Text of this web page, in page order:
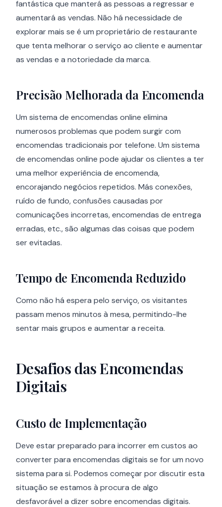
fantástica que manterá as pessoas a regressar e
aumentará as vendas. Não há necessidade de
explorar mais se é um proprietário de restaurante
que tenta melhorar o serviço ao cliente e aumentar
as vendas e a notoriedade da marca.
Precisão Melhorada da Encomenda
Um sistema de encomendas online elimina
numerosos problemas que podem surgir com
encomendas tradicionais por telefone. Um sistema
de encomendas online pode ajudar os clientes a ter
uma melhor experiência de encomenda,
encorajando negócios repetidos. Más conexões,
ruído de fundo, confusões causadas por
comunicações incorretas, encomendas de entrega
erradas, etc., são algumas das coisas que podem
ser evitadas.
Tempo de Encomenda Reduzido
Como não há espera pelo serviço, os visitantes
passam menos minutos à mesa, permitindo-lhe
sentar mais grupos e aumentar a receita.
Desafios das Encomendas
Digitais
Custo de Implementação
Deve estar preparado para incorrer em custos ao
converter para encomendas digitais se for um novo
sistema para si. Podemos começar por discutir esta
situação se estamos à procura de algo
desfavorável a dizer sobre encomendas digitais.